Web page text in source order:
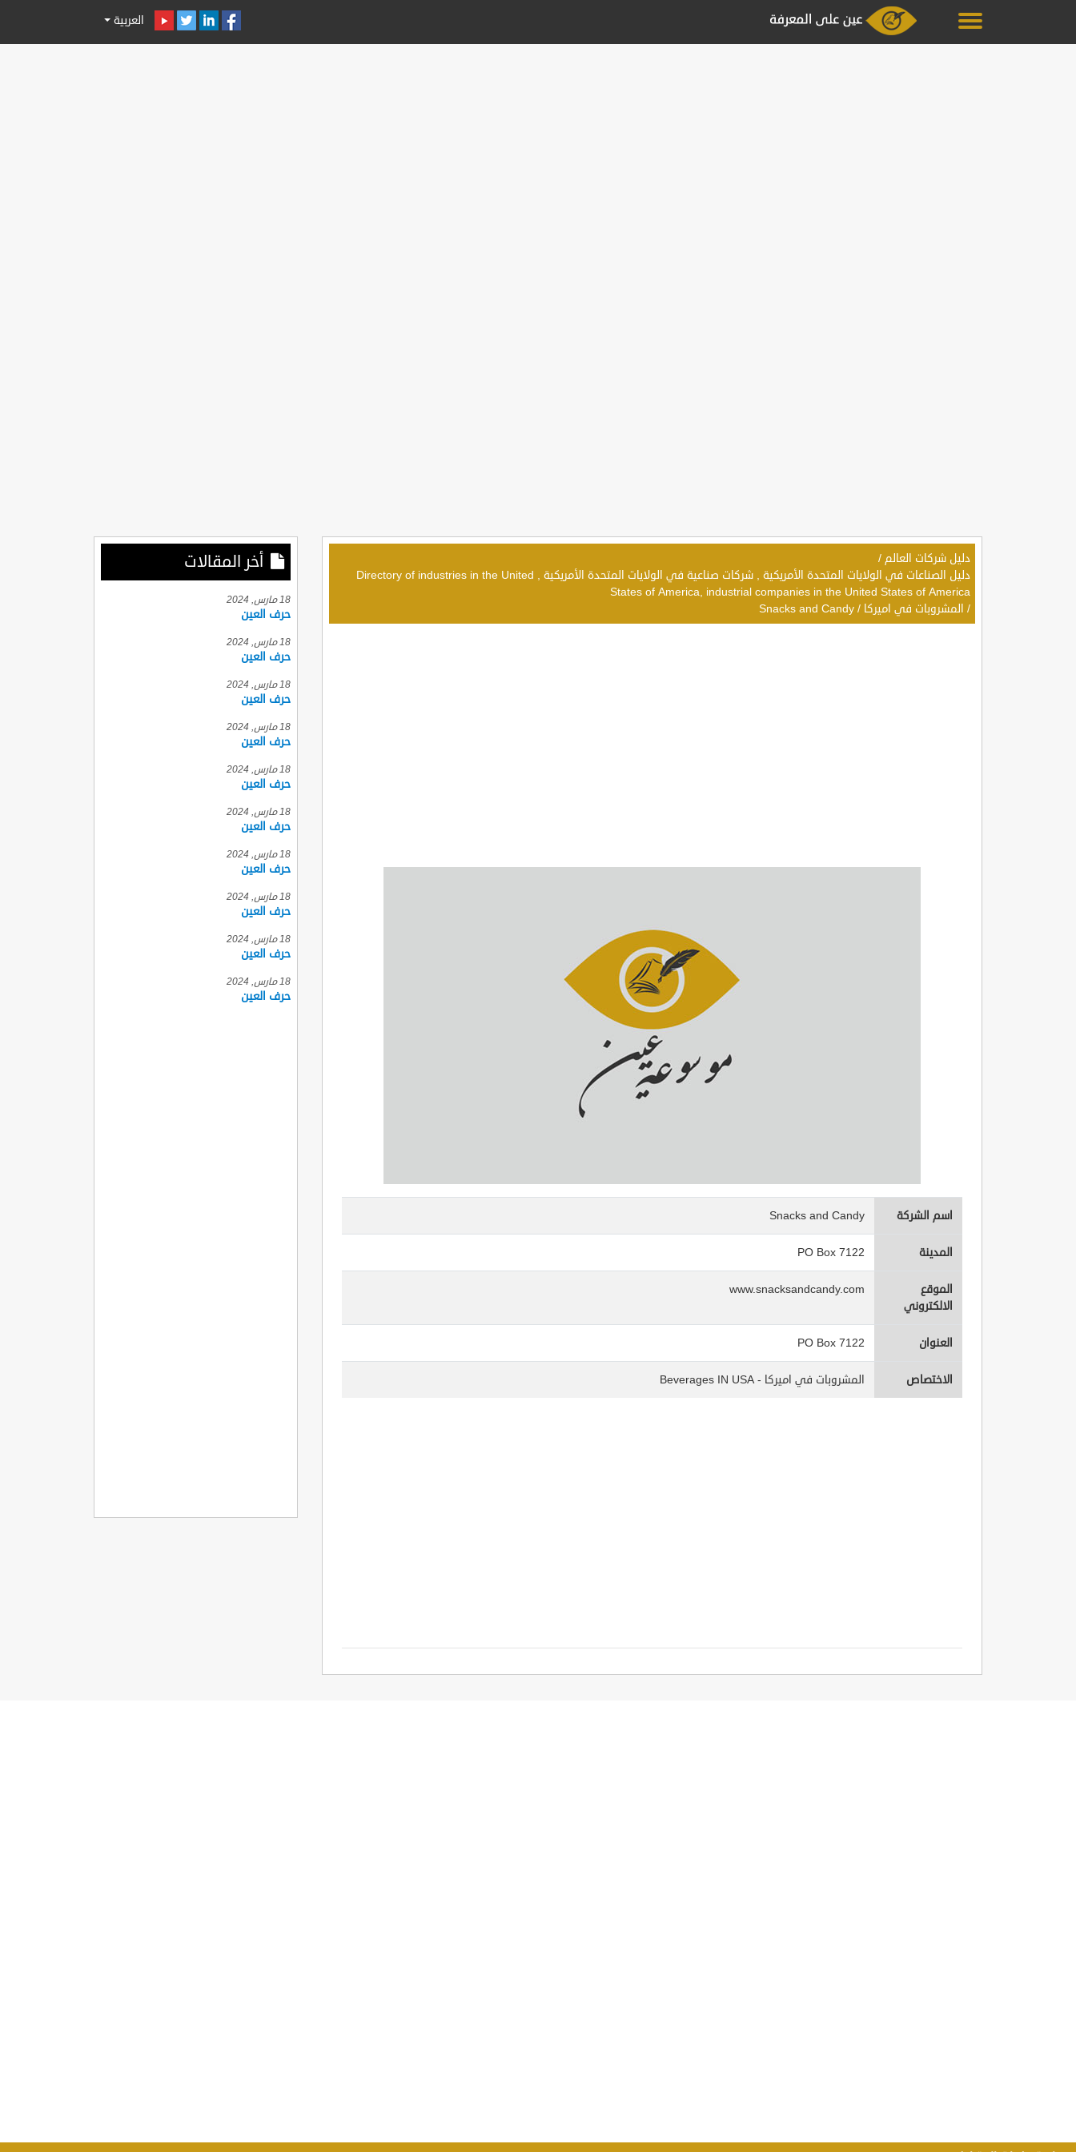
العربية
دليل شركات العالم /
دليل الصناعات في الولايات المتحدة الأمريكية , شركات صناعية في الولايات المتحدة الأمريكية , Directory of industries in the United
States of America, industrial companies in the United States of America
/ المشروبات في اميركا /
Snacks and Candy
اسم الشركة Snacks and Candy
المدينة PO Box 7122
الموقع
الالكتروني
www.snacksandcandy.com
العنوان PO Box 7122
الاختصاص المشروبات في اميركا - Beverages IN USA
أخر المقالات
18 مارس, 2024
حرف العين
18 مارس, 2024
حرف العين
18 مارس, 2024
حرف العين
18 مارس, 2024
حرف العين
18 مارس, 2024
حرف العين
18 مارس, 2024
حرف العين
18 مارس, 2024
حرف العين
18 مارس, 2024
حرف العين
18 مارس, 2024
حرف العين
18 مارس, 2024
حرف العين